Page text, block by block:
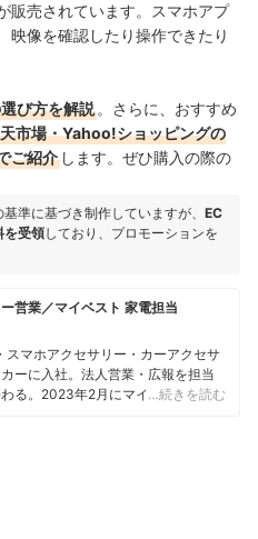
販売されています。スマホアプ
映像を確認したり操作できたり
び方を解説 。さらに、おすすめ
市場・Yahoo!ショッピングの
ご紹介 します。ぜひ購入の際の
準に基づき制作していますが、 EC
を受領しており、プロモーションを
営業／マイベスト 家電担当
スマホアクセサリー・カーアクセサ
ーに入社。法人営業・広報を担当
る。2023年2月にマイベストに入
ャンルのコンテンツ制作に携わ
かりやすく提案すること」を心が
を行っている。
…続きを読む